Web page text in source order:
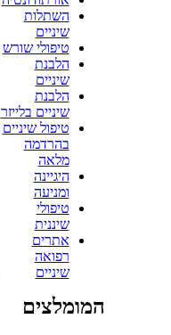
השתלות
שיניים
טיפולי שורש
הלבנת
שיניים
הלבנת
שיניים בלייזר
טיפול שיניים
בהרדמה
מלאה
היגיינה
ומניעה
טיפולי
שיננית
אתרים
רפואה
שיניים
המומלצים